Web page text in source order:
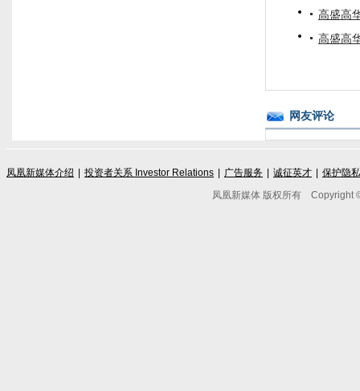
高盛高
高盛高
网友评论
凤凰新媒体介绍 投资者关系 Investor Relations 广告服务 诚征英才
保护隐
凤凰新媒体 版权所有 Copyright